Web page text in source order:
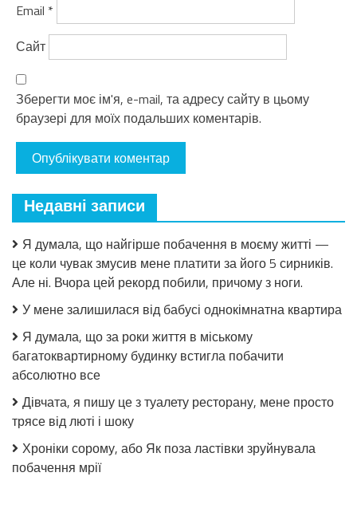
Email *
Сайт
Зберегти моє ім'я, e-mail, та адресу сайту в цьому
браузері для моїх подальших коментарів.
Недавні записи
Я думала, що найгірше побачення в моєму житті —
це коли чувак змусив мене платити за його 5 сирників.
Але ні. Вчора цей рекорд побили, причому з ноги.
У мене залишилася від бабусі однокімнатна квартира
Я думала, що за роки життя в міському
багатоквартирному будинку встигла побачити
абсолютно все
Дівчата, я пишу це з туалету ресторану, мене просто
трясе від люті і шоку
Хроніки сорому, або Як поза ластівки зруйнувала
побачення мрії